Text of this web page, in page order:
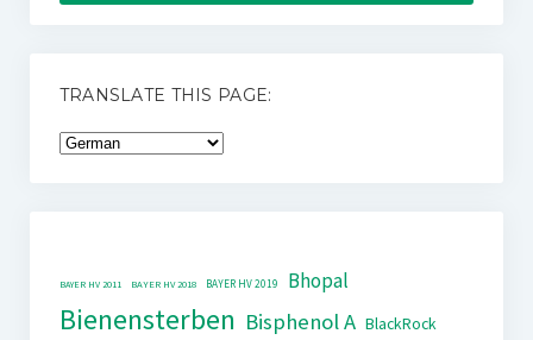
TRANSLATE THIS PAGE:
BAYER HV 2011 BAYER HV 2018 BAYER HV 2019 Bhopal
Bienensterben Bisphenol A BlackRock